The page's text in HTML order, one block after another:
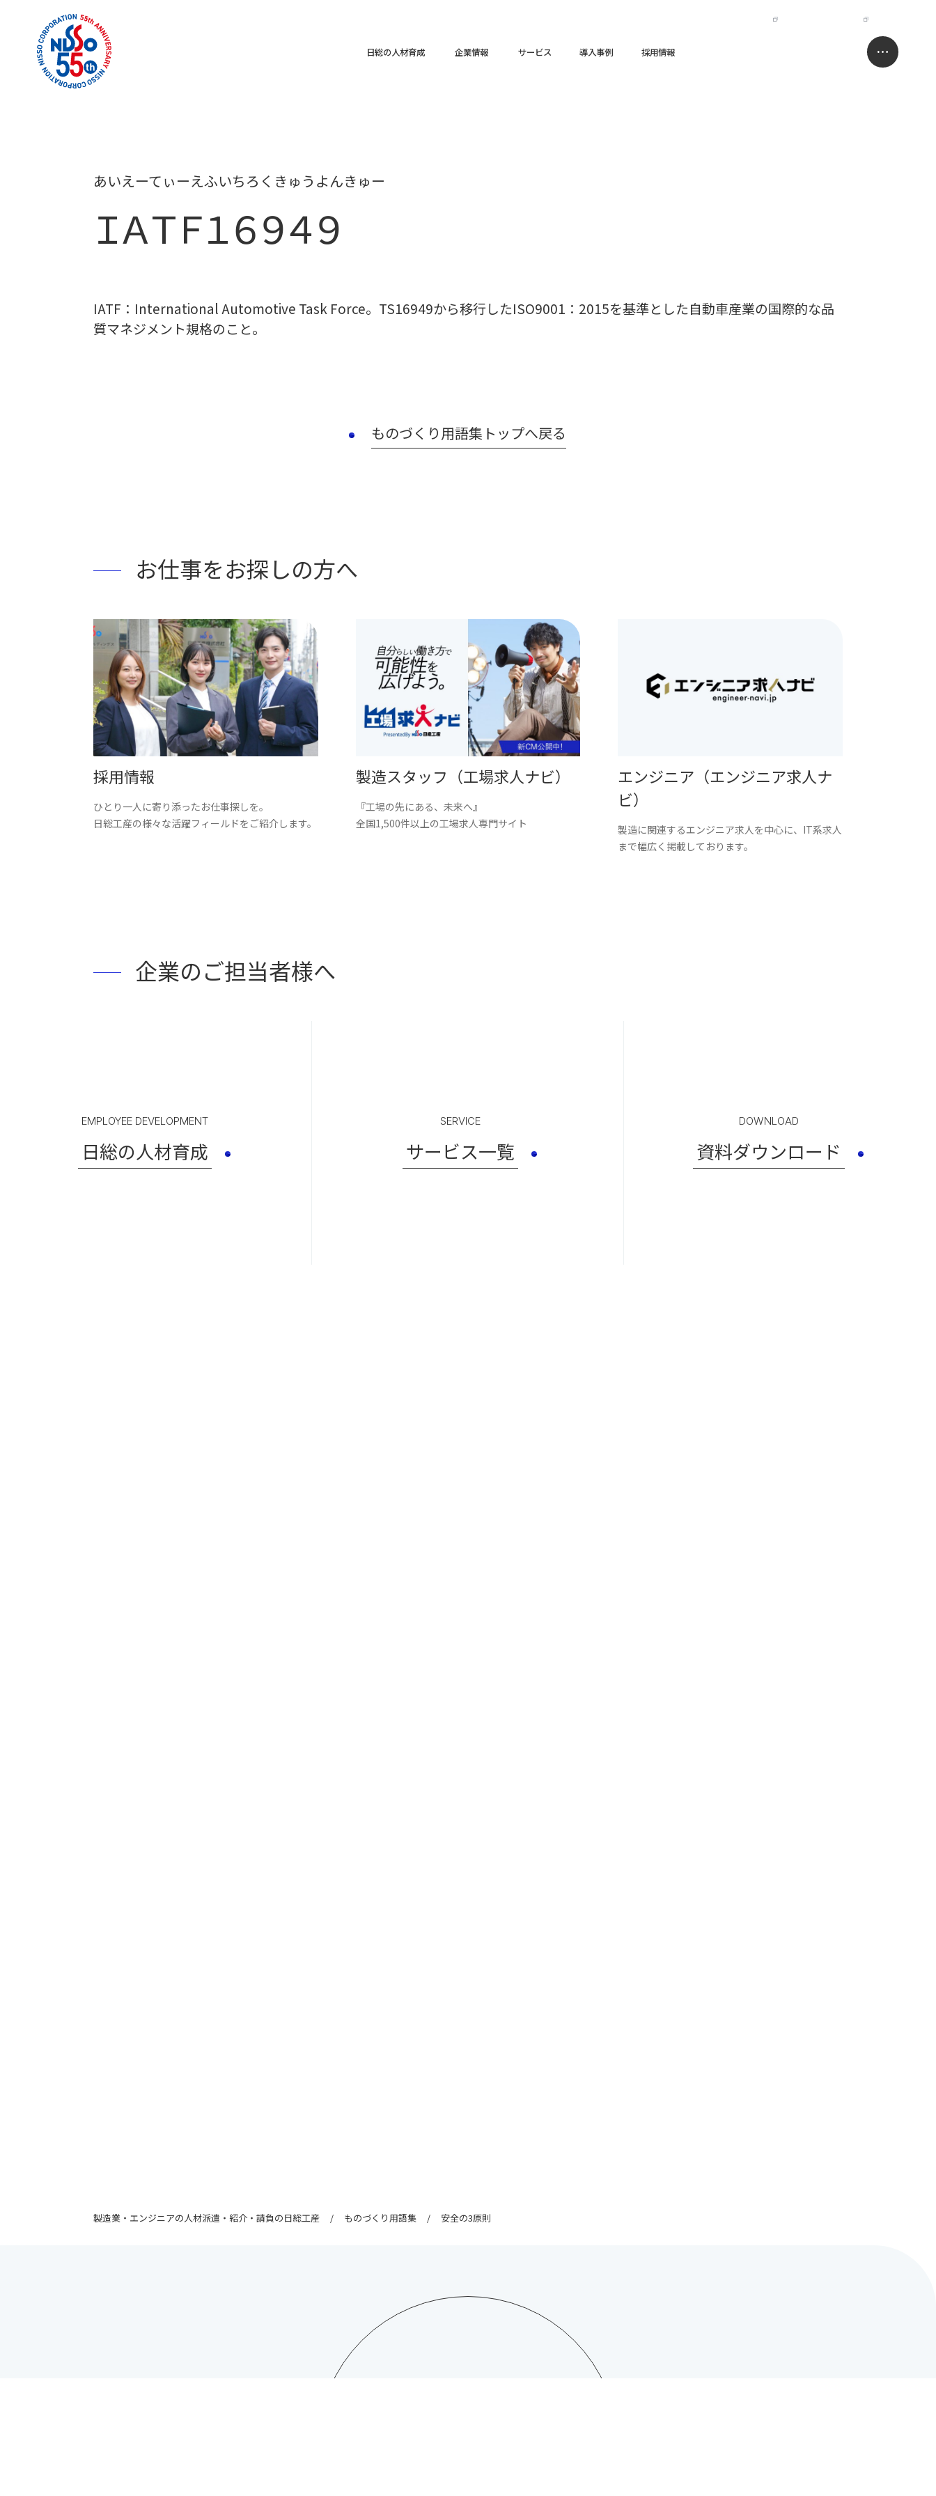
日総の人材育成 企業情報 サービス 導入事例 採用情報
ＩＡＴＦ１６９４９
あいえーてぃーえふいちろくきゅうよんきゅー
IATF：International Automotive Task Force。TS16949から移行したISO9001：2015を基準とした自動車産業の国際的な品
質マネジメント規格のこと。
ものづくり用語集トップへ戻る
お仕事をお探しの方へ
採用情報
ひとり一人に寄り添ったお仕事探しを。
日総工産の様々な活躍フィールドをご紹介します。
製造スタッフ（工場求人ナビ）
『工場の先にある、未来へ』
全国1,500件以上の工場求人専門サイト
エンジニア（エンジニア求人ナ
ビ）
製造に関連するエンジニア求人を中心に、IT系求人
まで幅広く掲載しております。
企業のご担当者様へ
EMPLOYEE DEVELOPMENT
日総の人材育成
SERVICE
サービス一覧
DOWNLOAD
資料ダウンロード
製造業・エンジニアの人材派遣・紹介・請負の日総工産 ものづくり用語集 安全の3原則